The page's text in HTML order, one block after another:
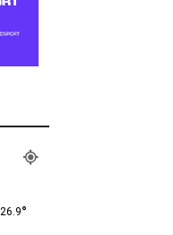
26.9°